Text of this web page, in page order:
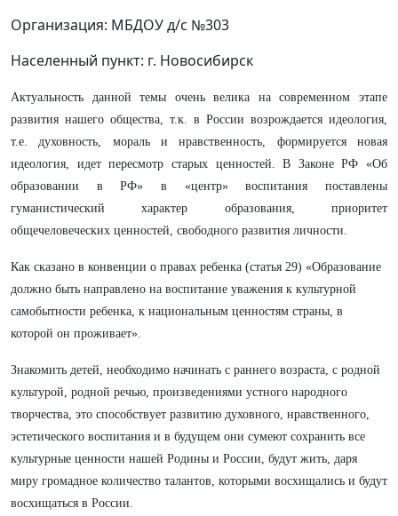
Организация: МБДОУ д/с №303
Населенный пункт: г. Новосибирск
Актуальность данной темы очень велика на современном этапе
развития нашего общества, т.к. в России возрождается идеология,
т.е. духовность, мораль и нравственность, формируется новая
идеология, идет пересмотр старых ценностей. В Законе РФ «Об
образовании в РФ» в «центр» воспитания поставлены
гуманистический характер образования, приоритет
общечеловеческих ценностей, свободного развития личности.
Как сказано в конвенции о правах ребенка (статья 29) «Образование
должно быть направлено на воспитание уважения к культурной
самобытности ребенка, к национальным ценностям страны, в
которой он проживает».
Знакомить детей, необходимо начинать с раннего возраста, с родной
культурой, родной речью, произведениями устного народного
творчества, это способствует развитию духовного, нравственного,
эстетического воспитания и в будущем они сумеют сохранить все
культурные ценности нашей Родины и России, будут жить, даря
миру громадное количество талантов, которыми восхищались и будут
восхищаться в России.